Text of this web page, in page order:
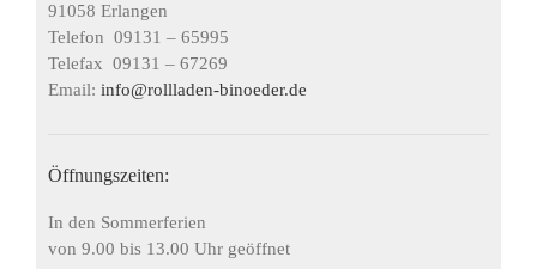
91058 Erlangen
Telefon 09131 – 65995
Telefax 09131 – 67269
Email: info@rollladen-binoeder.de
Öffnungszeiten:
In den Sommerferien
von 9.00 bis 13.00 Uhr geöffnet